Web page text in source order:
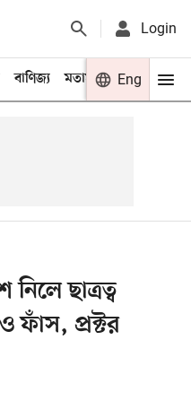
Login
বাণিজ্য মতামত খেলা
Eng
ছাত্রত্ব
ফাঁস, প্রক্টর